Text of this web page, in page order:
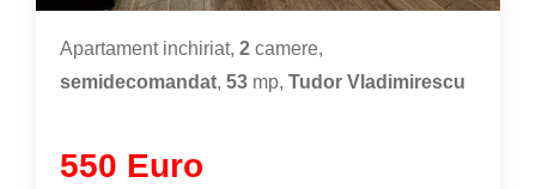
Apartament inchiriat, 2 camere,
semidecomandat, 53 mp, Tudor Vladimirescu
550 Euro